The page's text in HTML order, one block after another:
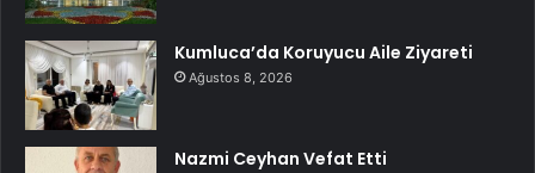
Kumluca’da Koruyucu Aile Ziyareti
Ağustos 8, 2026
Nazmi Ceyhan Vefat Etti